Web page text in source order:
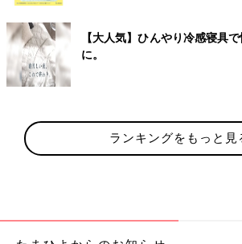
【大人気】ひんやり冷感寝具
に。
ランキングをもっと見